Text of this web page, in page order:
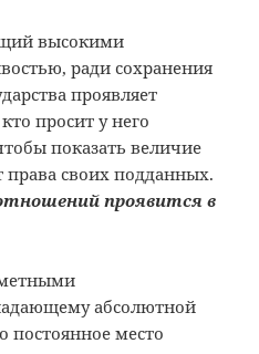
высокими
ради сохранения
проявляет
просит у него
показать величие
права своих подданных.
проявится в
абсолютной
место